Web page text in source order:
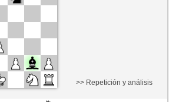
>> Repetición y análisis